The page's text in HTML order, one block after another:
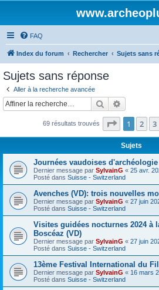
FAQ
Index du forum Rechercher Sujets sans
Sujets sans réponse
Aller à la recherche avancée
Rechercher
69 résultats trouvés Page 1sur7
1 2 3
Sujets
Journées vaudoises d'archéologie
Dernier message par SylvainG « 25 avr.
Posté dans Suisse - Switzerland
Avenches (VD): trois nouvelles
Dernier message par SylvainG « 27 juin
Posté dans Suisse - Switzerland
Visites guidées nocturnes 2024 à
Boscéaz (VD)
Dernier message par SylvainG « 27 juin
Posté dans Suisse - Switzerland
13ème Festival International du
Dernier message par SylvainG « 16 mars
Posté dans Suisse - Switzerland